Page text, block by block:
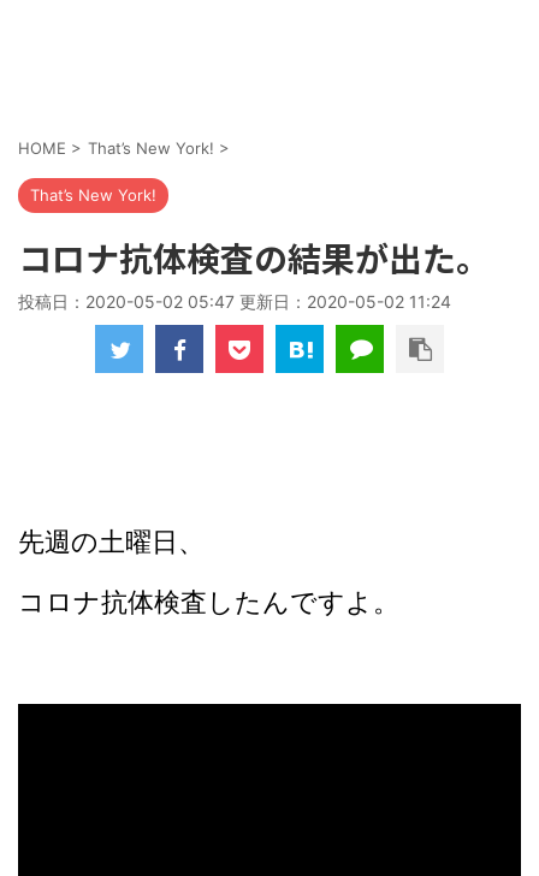
HOME > That’s New York! >
That’s New York!
コロナ抗体検査の結果が出た。
投稿日：2020-05-02 05:47 更新日： 2020-05-02 11:24
先週の土曜日、
コロナ抗体検査したんですよ。